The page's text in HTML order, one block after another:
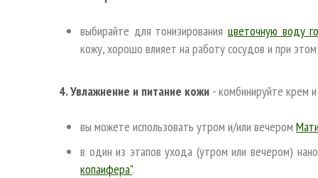
выбирайте для тонизирования цветочную воду
кожу, хорошо влияет на работу сосудов и при
4. Увлажнение и питание кожи - комбинируйте крем
вы можете использовать утром и/или вечером
в один из этапов ухода (утром или вечером)
копаифера".